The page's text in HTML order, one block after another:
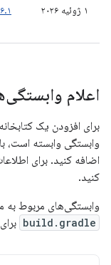
۱ ژوئیه ۲۰۲۶
اعلام
برای افزودن یک
اضافه کنید. برای
کنید.
وابستگی‌های مربوط به
build.gradle